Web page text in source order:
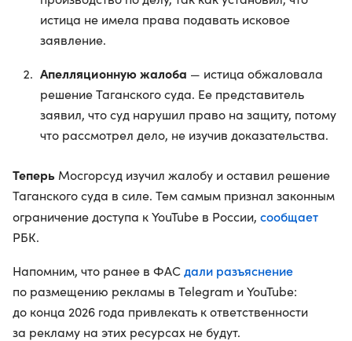
истица не имела права подавать исковое
заявление.
Апелляционную жалоба — истица обжаловала
решение Таганского суда. Ее представитель
заявил, что суд нарушил право на защиту, потому
что рассмотрел дело, не изучив доказательства.
Теперь Мосгорсуд изучил жалобу и оставил решение
Таганского суда в силе. Тем самым признал законным
ограничение доступа к YouTube в России, сообщает
РБК.
Напомним, что ранее в ФАСдали разъяснение
по размещению рекламы в Telegram и YouTube:
до конца 2026 года привлекать к ответственности
за рекламу на этих ресурсах не будут.